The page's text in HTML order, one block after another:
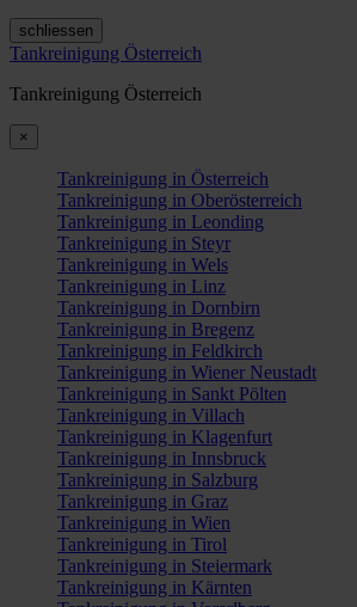
schliessen
Tankreinigung Österreich
Tankreinigung Österreich
×
Tankreinigung in Österreich
Tankreinigung in Oberösterreich
Tankreinigung in Leonding
Tankreinigung in Steyr
Tankreinigung in Wels
Tankreinigung in Linz
Tankreinigung in Dornbirn
Tankreinigung in Bregenz
Tankreinigung in Feldkirch
Tankreinigung in Wiener Neustadt
Tankreinigung in Sankt Pölten
Tankreinigung in Villach
Tankreinigung in Klagenfurt
Tankreinigung in Innsbruck
Tankreinigung in Salzburg
Tankreinigung in Graz
Tankreinigung in Wien
Tankreinigung in Tirol
Tankreinigung in Steiermark
Tankreinigung in Kärnten